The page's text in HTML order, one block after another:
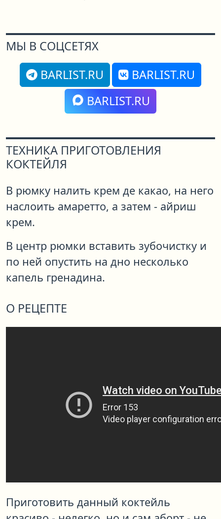
МЫ В СОЦСЕТЯХ
BARLIST.RU
BARLIST.RU
BARLIST.RU
ТЕХНИКА ПРИГОТОВЛЕНИЯ
КОКТЕЙЛЯ
В рюмку налить крем де какао, на него
наслоить амаретто, а затем - айриш
крем.
В центр рюмки вставить зубочистку и
по ней опустить на дно несколько
капель гренадина.
О РЕЦЕПТЕ
Приготовить данный коктейль